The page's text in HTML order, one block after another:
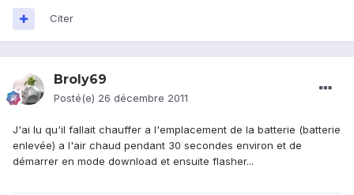
Citer
Broly69
Posté(e) 26 décembre 2011
J'ai lu qu'il fallait chauffer a l'emplacement de la batterie (batterie
enlevée) a l'air chaud pendant 30 secondes environ et de
démarrer en mode download et ensuite flasher...